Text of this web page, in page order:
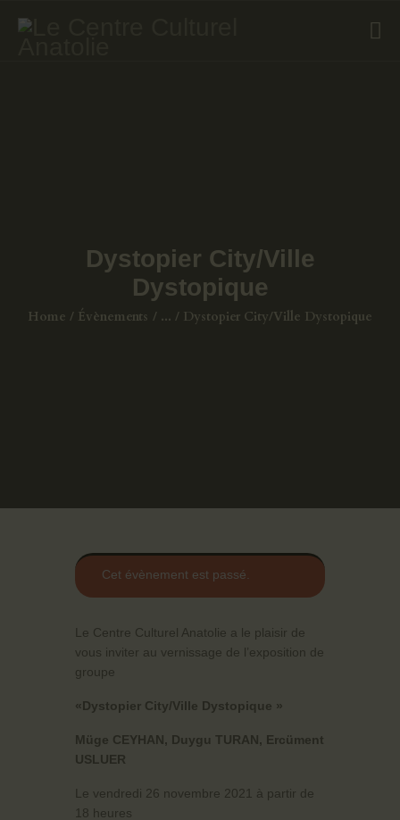
Dystopier City/Ville
Dystopique
Home Évènements ... Dystopier City/Ville Dystopique
CONTACT
Cet évènement est passé.
Le Centre Culturel Anatolie a le plaisir de
vous inviter au vernissage de l’exposition de
groupe
«Dystopier City/Ville Dystopique »
Müge CEYHAN, Duygu TURAN, Ercüment
USLUER
Le vendredi 26 novembre 2021 à partir de
18 heures